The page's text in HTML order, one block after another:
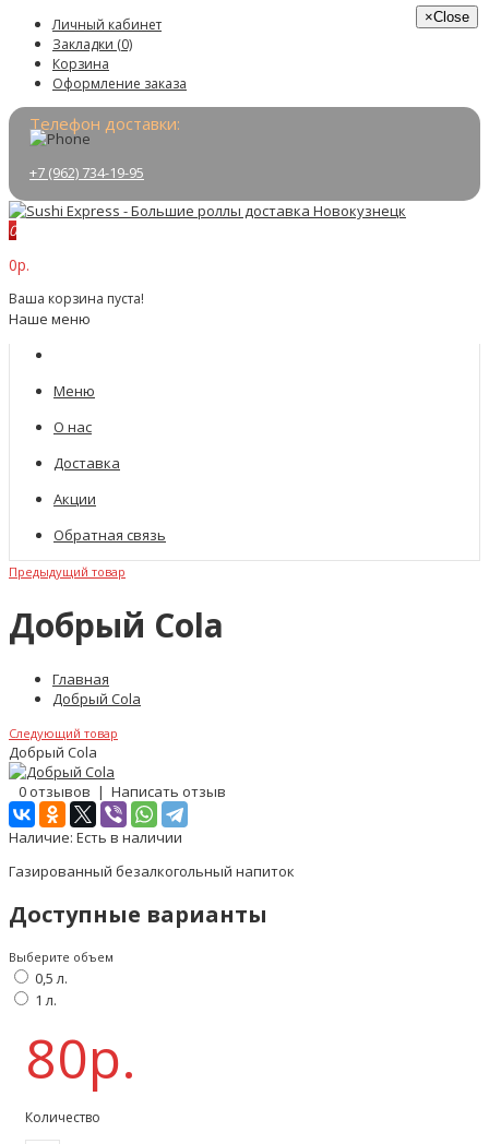
Личный кабинет
Закладки (0)
Корзина
Оформление заказа
Телефон доставки:
+7 (962) 734-19-95
0
0р.
Ваша корзина пуста!
Наше меню
Меню
О нас
Доставка
Акции
Обратная связь
Предыдущий товар
Добрый Cola
Главная
Добрый Cola
Следующий товар
Добрый Cola
0 отзывов | Написать отзыв
Наличие: Есть в наличии
Газированный безалкогольный напиток
Доступные варианты
Выберите объем
0,5 л.
1 л.
80р.
Количество
×Close